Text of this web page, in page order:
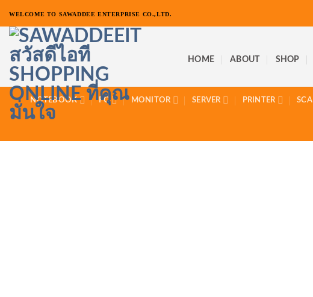
ยัง
เนื้อหา
WELCOME TO SAWADDEE ENTERPRISE CO.,LTD.
HOME ABOUT SHOP
NOTEBOOK PC MONITOR SERVER PRINTER